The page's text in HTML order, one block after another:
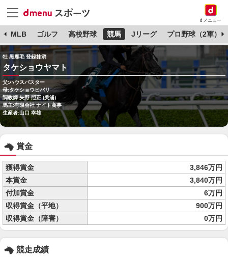
dメニュー
MLB ゴルフ 高校野球 競馬 Jリーグ プロ野球（2軍）
牡 黒鹿毛 登録抹消
タケショウヤマト
父:ハウスバスター
母:タケショウヒバリ
調教師:矢野 照正 (美浦)
馬主:有限会社 ナイト商事
生産者:山口 幸雄
賞金
獲得賞金
3,846万円
本賞金
3,840万円
付加賞金
6万円
収得賞金（平地）
900万円
収得賞金（障害）
0万円
競走成績